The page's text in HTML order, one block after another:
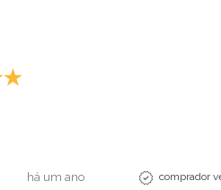
há um ano comprador